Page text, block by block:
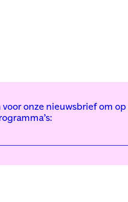
voor onze nieuwsbrief om